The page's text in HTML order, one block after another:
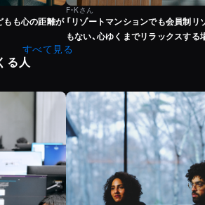
もも心の距離が
F・Kさん
「リゾートマンションでも会員制リ
もない、心ゆくまでリラックスする
すべて見る
る人